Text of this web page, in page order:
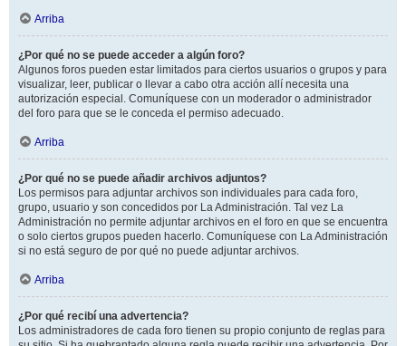
Arriba
¿Por qué no se puede acceder a algún foro?
Algunos foros pueden estar limitados para ciertos usuarios o grupos y para
visualizar, leer, publicar o llevar a cabo otra acción allí necesita una
autorización especial. Comuníquese con un moderador o administrador
del foro para que se le conceda el permiso adecuado.
Arriba
¿Por qué no se puede añadir archivos adjuntos?
Los permisos para adjuntar archivos son individuales para cada foro,
grupo, usuario y son concedidos por La Administración. Tal vez La
Administración no permite adjuntar archivos en el foro en que se encuentra
o solo ciertos grupos pueden hacerlo. Comuníquese con La Administración
si no está seguro de por qué no puede adjuntar archivos.
Arriba
¿Por qué recibí una advertencia?
Los administradores de cada foro tienen su propio conjunto de reglas para